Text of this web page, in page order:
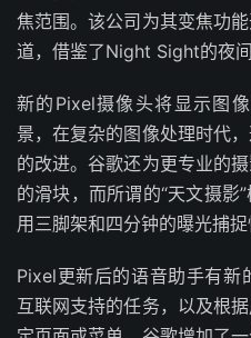
焦范围。该公司为其变焦功
道，借鉴了Night Sight的夜间
新的Pixel摄像头将显示图
景，在复杂的图像处理时代
的改进。谷歌还为更专业的
的滑块，而所谓的“天文摄影
用三脚架和四分钟的曝光捕捉
Pixel更新后的语音助手有新
互联网支持的任务，以及根